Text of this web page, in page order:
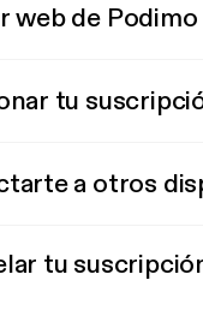
web de Podimo
tu
a otros
tu